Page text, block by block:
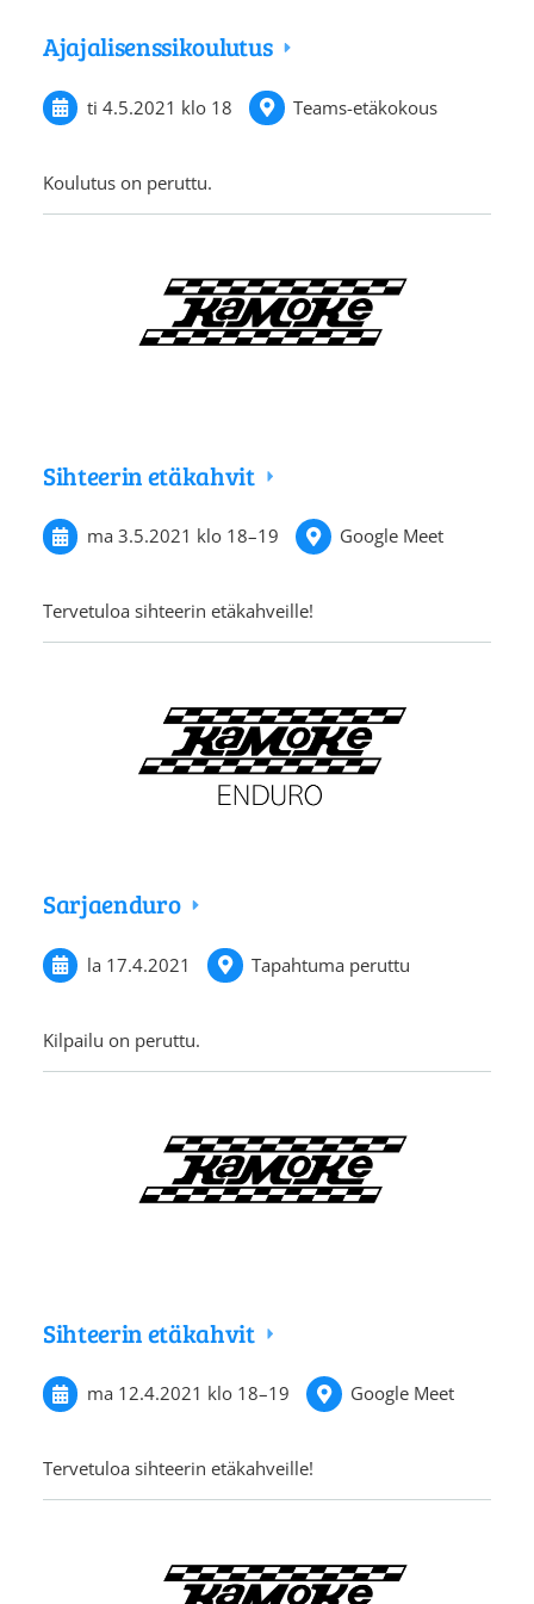
Ajajalisenssikoulutus
ti 4.5.2021 klo 18 Teams-etäkokous
Koulutus on peruttu.
Sihteerin etäkahvit
ma 3.5.2021 klo 18–19 Google Meet
Tervetuloa sihteerin etäkahveille!
Sarjaenduro
la 17.4.2021 Tapahtuma peruttu
Kilpailu on peruttu.
Sihteerin etäkahvit
ma 12.4.2021 klo 18–19 Google Meet
Tervetuloa sihteerin etäkahveille!